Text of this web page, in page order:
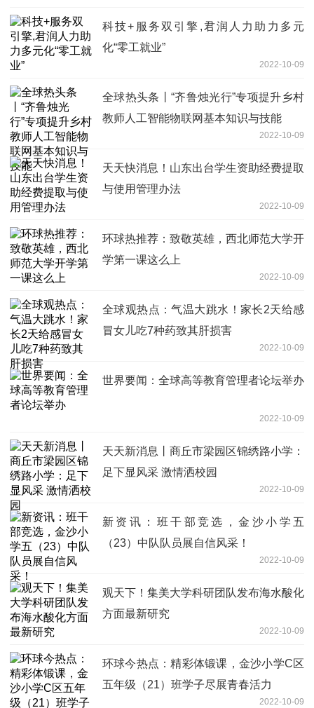
科技+服务双引擎,君润人力助力多元
化“零工就业”
2022-10-09
全球热头条丨“齐鲁烛光行”专项提升乡村
教师人工智能物联网基本知识与技能
2022-10-09
天天快消息！山东出台学生资助经费提取
与使用管理办法
2022-10-09
环球热推荐：致敬英雄，西北师范大学开
学第一课这么上
2022-10-09
全球观热点：气温大跳水！家长2天给感
冒女儿吃7种药致其肝损害
2022-10-09
世界要闻：全球高等教育管理者论坛举办
2022-10-09
天天新消息丨商丘市梁园区锦绣路小学：
足下显风采 激情洒校园
2022-10-09
新资讯：班干部竞选，金沙小学五
（23）中队队员展自信风采！
2022-10-09
观天下！集美大学科研团队发布海水酸化
方面最新研究
2022-10-09
环球今热点：精彩体锻课，金沙小学C区
五年级（21）班学子尽展青春活力
2022-10-09